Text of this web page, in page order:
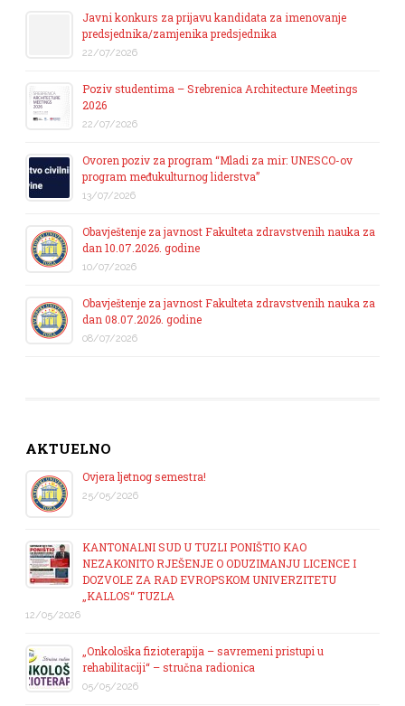
Javni konkurs za prijavu kandidata za imenovanje
predsjednika/zamjenika predsjednika
22/07/2026
Poziv studentima – Srebrenica Architecture Meetings
2026
22/07/2026
Ovoren poziv za program “Mladi za mir: UNESCO-ov
program međukulturnog liderstva”
13/07/2026
Obavještenje za javnost Fakulteta zdravstvenih nauka za
dan 10.07.2026. godine
10/07/2026
Obavještenje za javnost Fakulteta zdravstvenih nauka za
dan 08.07.2026. godine
08/07/2026
AKTUELNO
Ovjera ljetnog semestra!
25/05/2026
KANTONALNI SUD U TUZLI PONIŠTIO KAO
NEZAKONITO RJEŠENJE O ODUZIMANJU LICENCE I
DOZVOLE ZA RAD EVROPSKOM UNIVERZITETU
„KALLOS“ TUZLA
12/05/2026
„Onkološka fizioterapija – savremeni pristupi u
rehabilitaciji“ – stručna radionica
05/05/2026